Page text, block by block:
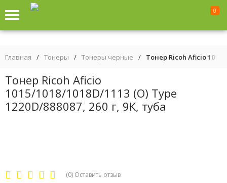
0
Главная / Тонеры / Тонеры черные / Тонер Ricoh Aficio 1015/
Тонер Ricoh Aficio
1015/1018/1018D/1113 (О) Type
1220D/888087, 260 г, 9К, туба
(0) Оставить отзыв